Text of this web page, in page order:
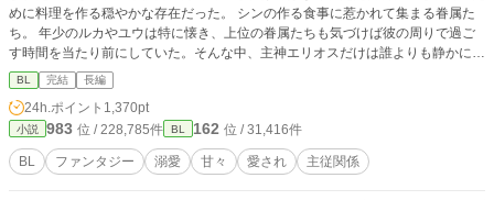
めに料理を作る穏やかな存在だった。 シンの作る食事に惹かれて集まる眷属た
ち。 年少のルカやユウは特に懐き、上位の眷属たちも気づけば彼の周りで過ご
す時間を当たり前にしていた。そんな中、主神エリオスだけは誰よりも静かに、
けれど確かにシンを見つめ続けていた。みんなに等しく優しい神でありながら、
ほんの少しだけシンに甘い。ある日、天界の結界が揺らぐ事件が起きる。 その
異変を、シンは無意識に鎮めてしまう。それをきっかけに明かされていくのは、
「六番目」にだけ与えられた特別な役割。 シンはただ愛されていたのではな
く、天界そのものを穏やかに保つ“境目の存在”だった。眷属たちに囲まれなが
ら、少しずつ自分の力と向き合うシン。 そして、長い時を生きる神エリオス
BL 完結 長編
24h.ポイント 1,370pt
小説 983 位 / 228,785件 BL 162 位 / 31,416件
BL ファンタジー 溺愛 甘々 愛され 主従関係